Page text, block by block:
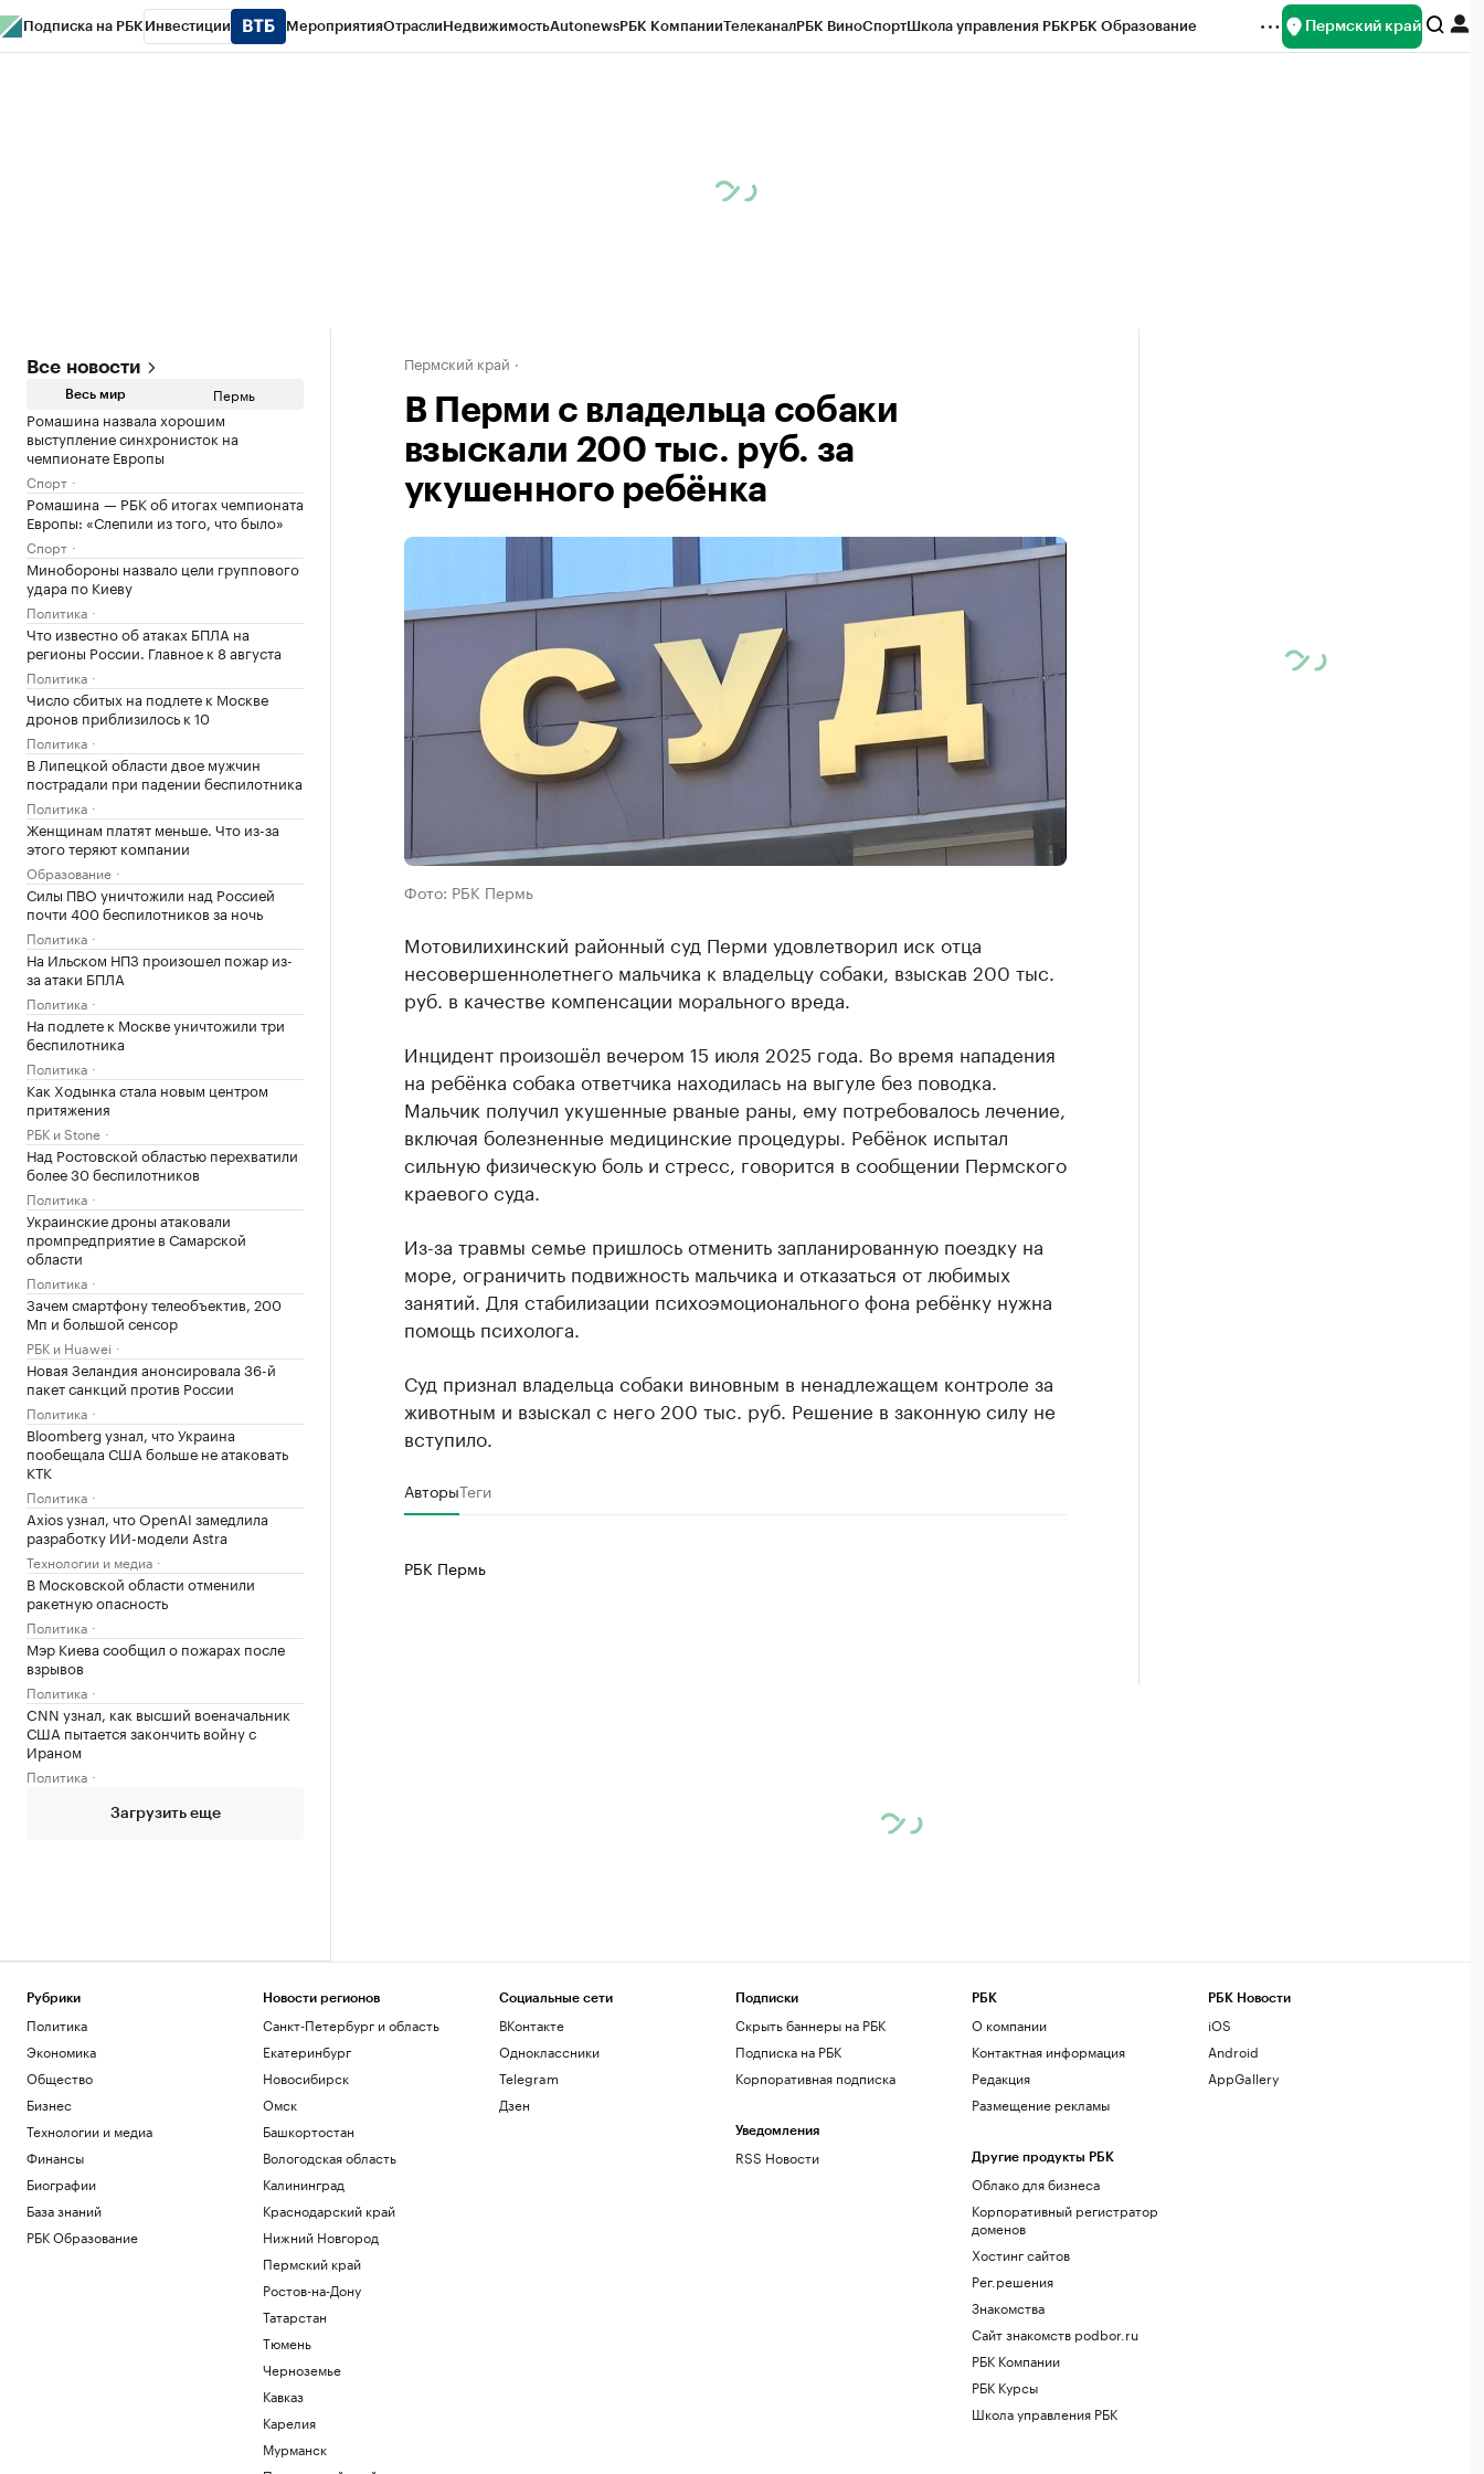
Подписка на РБК Инвестиции МероприятияОтраслиНедвижимостьAutonewsРБК КомпанииТелеканалРБК ВиноСпортШкола управления РБКРБК Образование Пермский край
Все новости
Весь мир Пермь
Ромашина назвала хорошим
выступление синхронисток на
чемпионате Европы
Спорт
Ромашина — РБК об итогах чемпионата
Европы: «Слепили из того, что было»
Спорт
Минобороны назвало цели группового
удара по Киеву
Политика
Что известно об атаках БПЛА на
регионы России. Главное к 8 августа
Политика
Число сбитых на подлете к Москве
дронов приблизилось к 10
Политика
В Липецкой области двое мужчин
пострадали при падении беспилотника
Политика
Женщинам платят меньше. Что из-за
этого теряют компании
Образование
Силы ПВО уничтожили над Россией
почти 400 беспилотников за ночь
Политика
На Ильском НПЗ произошел пожар из-
за атаки БПЛА
Политика
На подлете к Москве уничтожили три
беспилотника
Политика
Как Ходынка стала новым центром
притяжения
РБК и Stone
Над Ростовской областью перехватили
более 30 беспилотников
Политика
Украинские дроны атаковали
промпредприятие в Самарской
области
Политика
Зачем смартфону телеобъектив, 200
Мп и большой сенсор
РБК и Huawei
Новая Зеландия анонсировала 36-й
пакет санкций против России
Политика
Bloomberg узнал, что Украина
пообещала США больше не атаковать
КТК
Политика
Axios узнал, что OpenAI замедлила
разработку ИИ-модели Astra
Технологии и медиа
В Московской области отменили
ракетную опасность
Политика
Мэр Киева сообщил о пожарах после
взрывов
Политика
CNN узнал, как высший военачальник
США пытается закончить войну с
Ираном
Политика
Загрузить еще
Пермский край
В Перми с владельца собаки
взыскали 200 тыс. руб. за
укушенного ребёнка
Фото: РБК Пермь
Мотовилихинский районный суд Перми удовлетворил иск отца
несовершеннолетнего мальчика к владельцу собаки, взыскав 200 тыс.
руб. в качестве компенсации морального вреда.
Инцидент произошёл вечером 15 июля 2025 года. Во время нападения
на ребёнка собака ответчика находилась на выгуле без поводка.
Мальчик получил укушенные рваные раны, ему потребовалось лечение,
включая болезненные медицинские процедуры. Ребёнок испытал
сильную физическую боль и стресс, говорится в сообщении Пермского
краевого суда.
Из-за травмы семье пришлось отменить запланированную поездку на
море, ограничить подвижность мальчика и отказаться от любимых
занятий. Для стабилизации психоэмоционального фона ребёнку нужна
помощь психолога.
Суд признал владельца собаки виновным в ненадлежащем контроле за
животным и взыскал с него 200 тыс. руб. Решение в законную силу не
вступило.
АвторыТеги
РБК Пермь
Рубрики
Политика
Экономика
Общество
Бизнес
Технологии и медиа
Финансы
Биографии
База знаний
РБК Образование
Новости регионов
Санкт-Петербург и область
Екатеринбург
Новосибирск
Омск
Башкортостан
Вологодская область
Калининград
Краснодарский край
Нижний Новгород
Пермский край
Ростов-на-Дону
Татарстан
Тюмень
Черноземье
Кавказ
Карелия
Мурманск
Социальные сети
ВКонтакте
Одноклассники
Telegram
Дзен
Подписки
Скрыть баннеры на РБК
Подписка на РБК
Корпоративная подписка
Уведомления
RSS Новости
РБК
О компании
Контактная информация
Редакция
Размещение рекламы
Другие продукты РБК
Облако для бизнеса
Корпоративный регистратор
доменов
Хостинг сайтов
Рег.решения
Знакомства
Сайт знакомств podbor.ru
РБК Компании
РБК Курсы
Школа управления РБК
РБК Новости
iOS
Android
AppGallery